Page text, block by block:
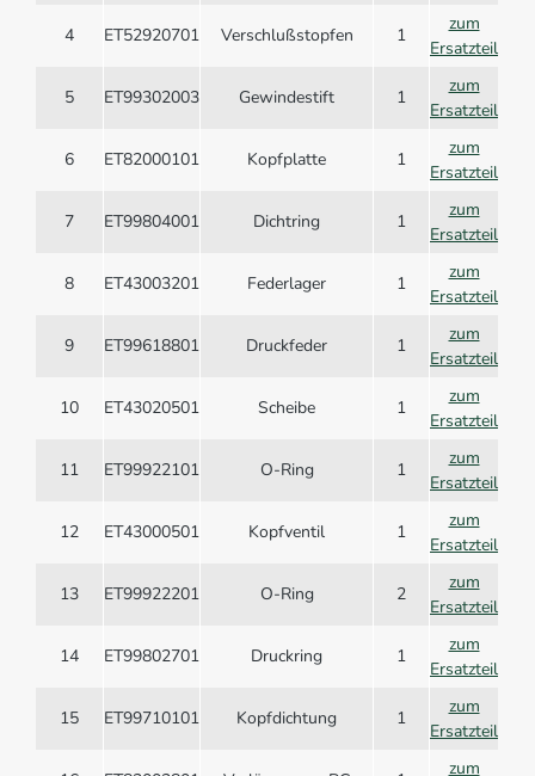
4 ET52920701 Verschlußstopfen 1
zum
Ersatzteil
5 ET99302003 Gewindestift 1
zum
Ersatzteil
6 ET82000101 Kopfplatte 1
zum
Ersatzteil
7 ET99804001 Dichtring 1
zum
Ersatzteil
8 ET43003201 Federlager 1
zum
Ersatzteil
9 ET99618801 Druckfeder 1
zum
Ersatzteil
10 ET43020501 Scheibe 1
zum
Ersatzteil
11 ET99922101 O-Ring 1
zum
Ersatzteil
12 ET43000501 Kopfventil 1
zum
Ersatzteil
13 ET99922201 O-Ring 2
zum
Ersatzteil
14 ET99802701 Druckring 1
zum
Ersatzteil
15 ET99710101 Kopfdichtung 1
zum
Ersatzteil
zum